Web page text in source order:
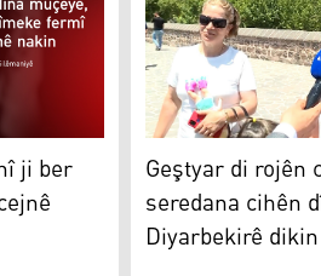
neşandina mûçeyan dê cejnê
ji ber Geştyar di rojên
Geştyar di rojên
seredana cihên
Diyarbekirê dikin